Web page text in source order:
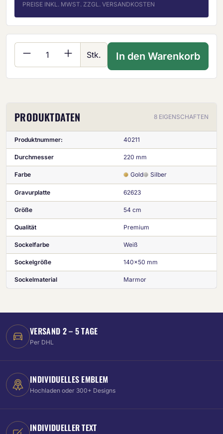
PREISE INKL. MWST. ZZGL. VERSANDKOSTEN
Produkt Anzahl: Gib den gewünschten
Stk. In den Warenkorb
PRODUKTDATEN 8 EIGENSCHAFTEN
Produktnummer: 40211
Durchmesser 220 mm
Farbe Gold Silber
Gravurplatte 62623
Größe 54 cm
Qualität Premium
Sockelfarbe Weiß
Sockelgröße 140x50 mm
Sockelmaterial Marmor
VERSAND 2 – 5 TAGE
Per DHL
INDIVIDUELLES EMBLEM
Hochladen oder 300+ Designs
INDIVIDUELLER TEXT